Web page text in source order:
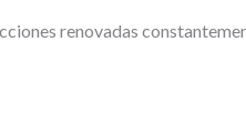
renovadas